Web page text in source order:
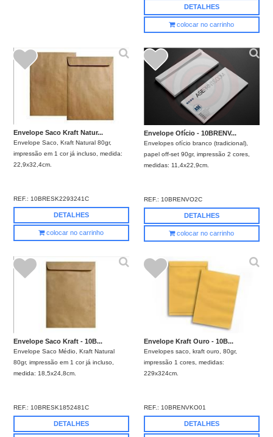
DETALHES
colocar no carrinho
Envelope Saco Kraft Natur...
Envelope Saco, Kraft Natural 80gr,
impressão em 1 cor já incluso, medida:
22,9x32,4cm.
REF.:10BRESK2293241C
DETALHES
colocar no carrinho
Envelope Ofício - 10BRENV...
Envelopes ofício branco (tradicional),
papel off-set 90gr, impressão 2 cores,
medidas: 11,4x22,9cm.
REF.: 10BRENVO2C
DETALHES
colocar no carrinho
Envelope Saco Kraft - 10B...
Envelope Saco Médio, Kraft Natural
80gr, impressão em 1 cor já incluso,
medida: 18,5x24,8cm.
REF.: 10BRESK1852481C
DETALHES
Envelope Kraft Ouro - 10B...
Envelopes saco, kraft ouro, 80gr,
impressão 1 cores, medidas:
229x324cm.
REF.: 10BRENVKO01
DETALHES